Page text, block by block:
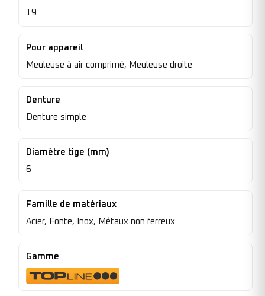
19
Pour appareil
Meuleuse à air comprimé, Meuleuse droite
Denture
Denture simple
Diamètre tige (mm)
6
Famille de matériaux
Acier, Fonte, Inox, Métaux non ferreux
Gamme